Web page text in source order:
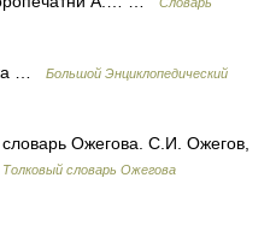
…
Большой Энциклопедический
Ожегова. С.И. Ожегов,
Толковый словарь Ожегова